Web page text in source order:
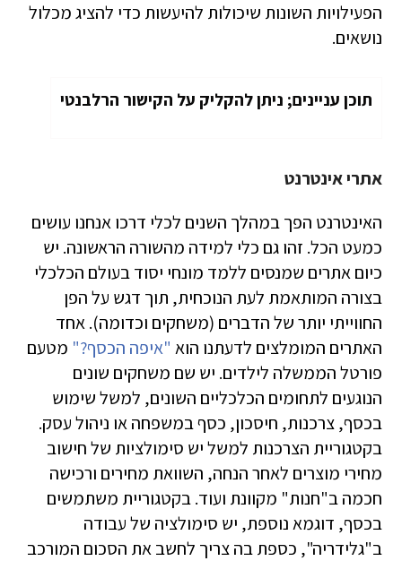
הפעילויות השונות שיכולות להיעשות כדי להציג מכלול
נושאים.
תוכן עניינים; ניתן להקליק על הקישור הרלבנטי
אתרי אינטרנט
האינטרנט הפך במהלך השנים לכלי דרכו אנחנו עושים
כמעט הכל. זהו גם כלי למידה מהשורה הראשונה. יש
כיום אתרים שמנסים ללמד מונחי יסוד בעולם הכלכלי
בצורה המותאמת לעת הנוכחית, תוך דגש על הפן
החווייתי יותר של הדברים (משחקים וכדומה). אחד
האתרים המומלצים לדעתנו הוא "איפה הכסף?" מטעם
פורטל הממשלה לילדים. יש שם משחקים שונים
הנוגעים לתחומים הכלכליים השונים, למשל שימוש
בכסף, צרכנות, חיסכון, כסף במשפחה או ניהול עסק.
בקטגוריית הצרכנות למשל יש סימולציות של חישוב
מחירי מוצרים לאחר הנחה, השוואת מחירים ורכישה
חכמה ב"חנות" מקוונת ועוד. בקטגוריית משתמשים
בכסף, דוגמא נוספת, יש סימולציה של עבודה
ב"גלידריה", כספת בה צריך לחשב את הסכום המורכב